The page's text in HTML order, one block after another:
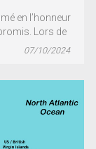
en l’honneur
Lors de
07/10/2024